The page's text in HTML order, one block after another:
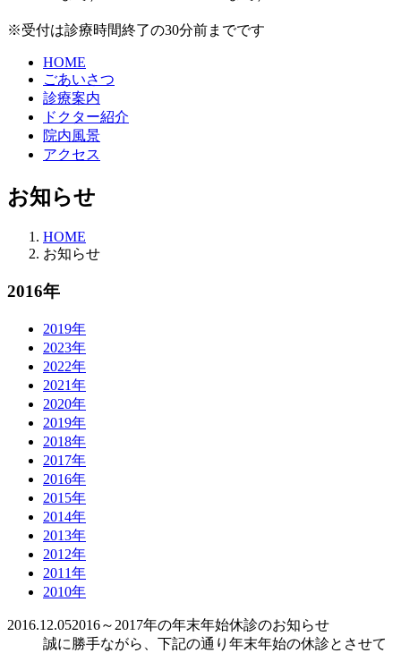
※受付は診療時間終了の30分前までです
HOME
ごあいさつ
診療案内
ドクター紹介
院内風景
アクセス
お知らせ
HOME
お知らせ
2016年
2019年
2023年
2022年
2021年
2020年
2019年
2018年
2017年
2016年
2015年
2014年
2013年
2012年
2011年
2010年
2016.12.052016～2017年の年末年始休診のお知らせ
誠に勝手ながら、下記の通り年末年始の休診とさせて